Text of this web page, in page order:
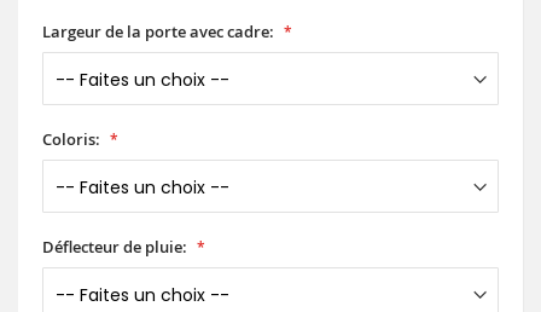
Largeur de la porte avec cadre:
Coloris:
Déflecteur de pluie: